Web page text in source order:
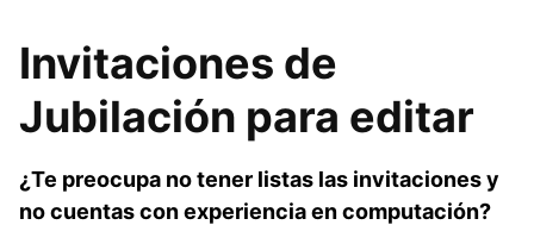
Invitaciones de
Jubilación para editar
¿Te preocupa no tener listas las invitaciones y
no cuentas con experiencia en computación?